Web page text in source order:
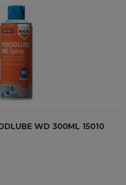
WD 300ML 15010